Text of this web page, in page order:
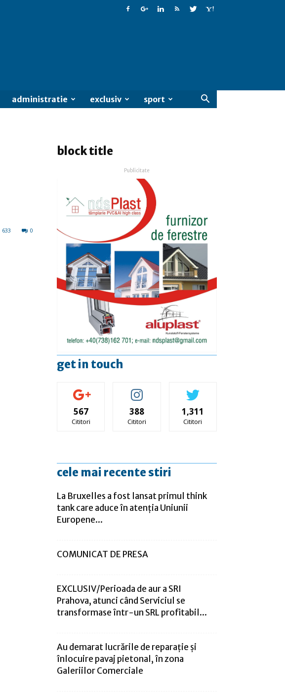
administratie exclusiv sport
0
633
block title
Publicitate
get in touch
567
Cititori
388
Cititori
1,311
Cititori
cele mai recente stiri
La Bruxelles a fost lansat primul think
tank care aduce în atenţia Uniunii
Europene...
COMUNICAT DE PRESA
EXCLUSIV/Perioada de aur a SRI
Prahova, atunci când Serviciul se
transformase într-un SRL profitabil...
Au demarat lucrările de reparație și
înlocuire pavaj pietonal, în zona
Galeriilor Comerciale